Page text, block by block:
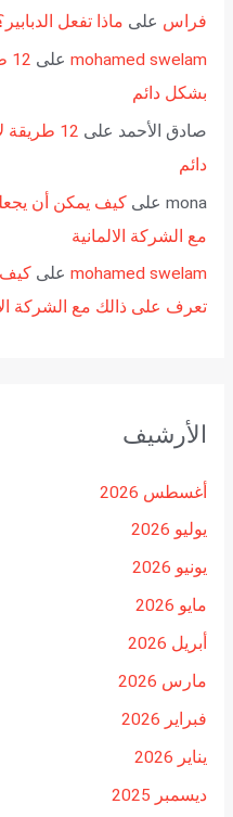
فراس على ماذا تفعل
mohamed swelamعلى
بشكل دائم
صادق الأحمد على
12
دائم
monaعلى كيف يمكن أن
مع الشركة الالمانية
mohamed swelamعلى كيف
تعرف على ذالك مع الشركة
الأرشيف
أغسطس 2026
يوليو 2026
يونيو 2026
مايو 2026
أبريل 2026
مارس 2026
فبراير 2026
يناير 2026
ديسمبر 2025